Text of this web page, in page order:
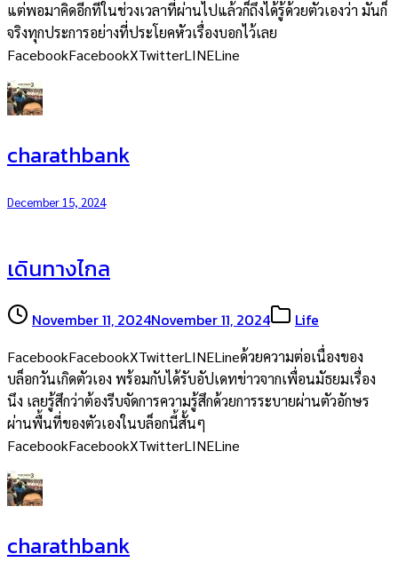
แต่พอมาคิดอีกทีในช่วงเวลาที่ผ่านไปแล้วก็ถึงได้รู้ด้วยตัวเองว่า มันก็
จริงทุกประการอย่างที่ประโยคหัวเรื่องบอกไว้เลย
FacebookFacebookXTwitterLINELine
charathbank
December 15, 2024
เดินทางไกล
November 11, 2024November 11, 2024 Life
FacebookFacebookXTwitterLINELineด้วยความต่อเนื่องของ
บล็อกวันเกิดตัวเอง พร้อมกับได้รับอัปเดทข่าวจากเพื่อนมัธยมเรื่อง
นึง เลยรู้สึกว่าต้องรีบจัดการความรู้สึกด้วยการระบายผ่านตัวอักษร
ผ่านพื้นที่ของตัวเองในบล็อกนี้สั้นๆ
FacebookFacebookXTwitterLINELine
charathbank